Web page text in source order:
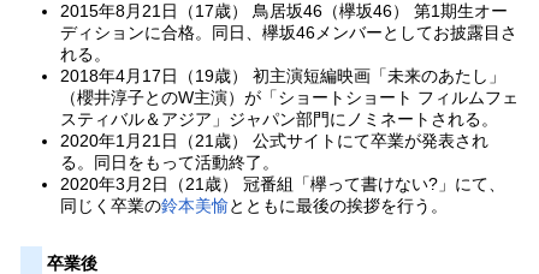
2015年8月21日（17歳） 鳥居坂46（欅坂46） 第1期生オー
ディションに合格。同日、欅坂46メンバーとしてお披露目さ
れる。
2018年4月17日（19歳） 初主演短編映画「未来のあたし」
（櫻井淳子とのW主演）が「ショートショート フィルムフェ
スティバル＆アジア」ジャパン部門にノミネートされる。
2020年1月21日（21歳） 公式サイトにて卒業が発表され
る。同日をもって活動終了。
2020年3月2日（21歳） 冠番組「欅って書けない?」にて、
同じく卒業の鈴本美愉とともに最後の挨拶を行う。
卒業後